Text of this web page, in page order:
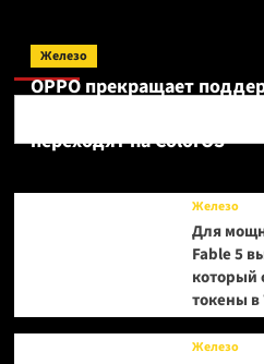
женскую
сериале
мотивам
Поиск
Железо
OPPO прекращает
Realme UI — OnePlus и
переходят на ColorOS
Железо
Для
Fable 5
который
токены в
Железо